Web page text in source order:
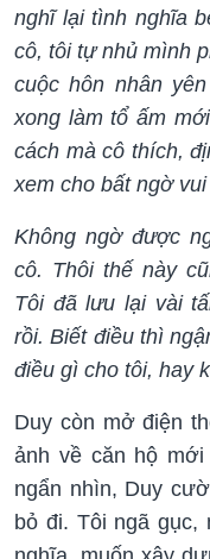
nghĩ lại tình nghĩa
cô, tôi tự nhủ mình
cuộc hôn nhân
xong làm tổ ấm
cách mà cô thích,
xem cho bất ngờ
Không ngờ được
cô. Thôi thế này
Tôi đã lưu lại vài
rồi. Biết điều thì
điều gì cho tôi, hay
Duy còn mở điện
ảnh về căn hộ
ngẩn nhìn, Duy
bỏ đi. Tôi ngã gục,